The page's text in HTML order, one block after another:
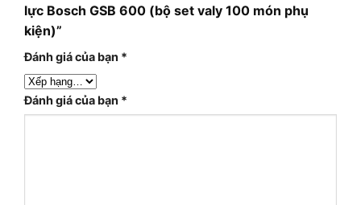
lực Bosch GSB 600 (bộ set valy 100 món phụ
kiện)”
Đánh giá của bạn *
Đánh giá của bạn *